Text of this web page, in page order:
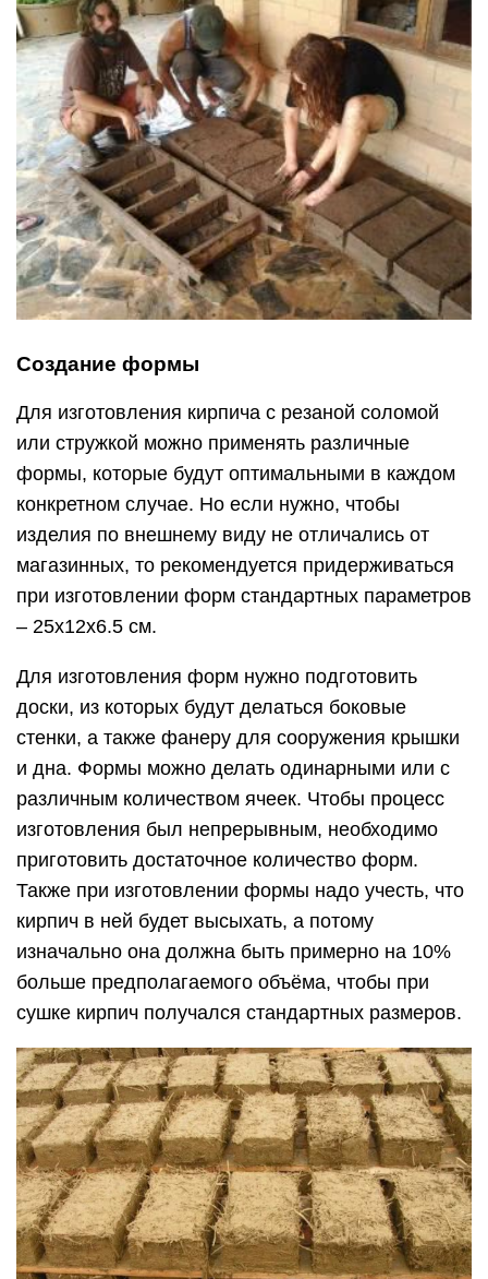
Создание формы
Для изготовления кирпича с резаной соломой
или стружкой можно применять различные
формы, которые будут оптимальными в каждом
конкретном случае. Но если нужно, чтобы
изделия по внешнему виду не отличались от
магазинных, то рекомендуется придерживаться
при изготовлении форм стандартных параметров
– 25х12х6.5 см.
Для изготовления форм нужно подготовить
доски, из которых будут делаться боковые
стенки, а также фанеру для сооружения крышки
и дна. Формы можно делать одинарными или с
различным количеством ячеек. Чтобы процесс
изготовления был непрерывным, необходимо
приготовить достаточное количество форм.
Также при изготовлении формы надо учесть, что
кирпич в ней будет высыхать, а потому
изначально она должна быть примерно на 10%
больше предполагаемого объёма, чтобы при
сушке кирпич получался стандартных размеров.